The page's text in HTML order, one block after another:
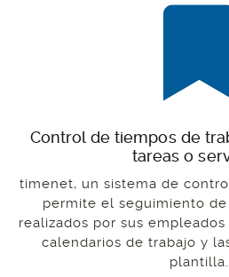
Control de tiempos de
tareas o
timenet, un sistema de
permite el seguimiento
realizados por sus
calendarios de trabajo y
plantilla.